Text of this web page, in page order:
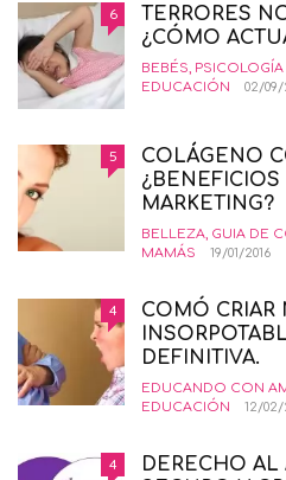
6
TERRORES
¿CÓMO
BEBÉS,
EDUCACIÓN
02/09/
5
COLÁGENO
MARKETING?
BELLEZA, GUIA DE
MAMÁS
19/01/2016
4
COMÓ CRIAR
DEFINITIVA.
EDUCANDO CON
EDUCACIÓN
12/02/
4
DERECHO AL